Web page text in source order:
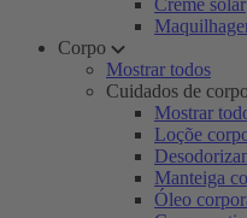
Creme solar
Corpo
Mostrar todos
Cuidados de
Mostrar
Loçõe
Manteiga
Óleo